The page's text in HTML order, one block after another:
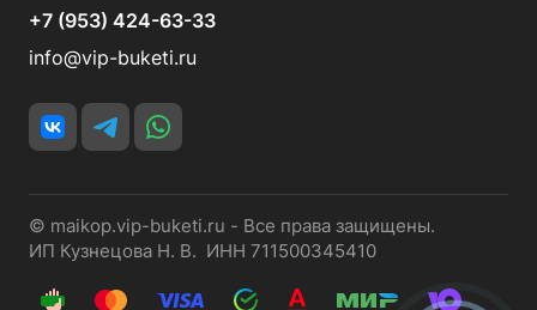
+7 (953) 424-63-33
info@vip-buketi.ru
© maikop.vip-buketi.ru - Все права защищены.
ИП Кузнецова Н. В. ИНН 711500345410